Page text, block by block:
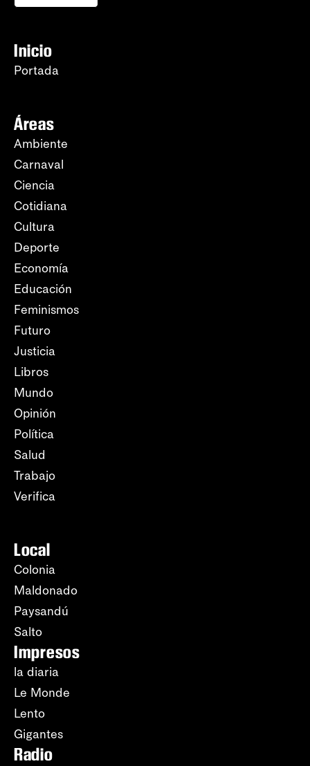
Inicio
Portada
Áreas
Ambiente
Carnaval
Ciencia
Cotidiana
Cultura
Deporte
Economía
Educación
Feminismos
Futuro
Justicia
Libros
Mundo
Opinión
Política
Salud
Trabajo
Verifica
Local
Colonia
Maldonado
Paysandú
Salto
Impresos
la diaria
Le Monde
Lento
Gigantes
Radio